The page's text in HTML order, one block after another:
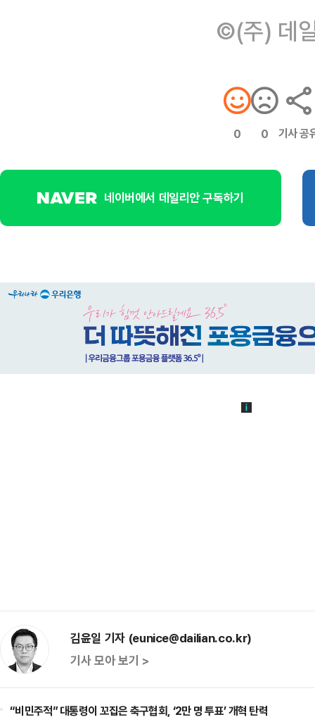
©(주) 데
0 0 기사 공
네이버에서 데일리안 구독하기
김윤일 기자 (eunice@dailian.co.kr)
기사 모아 보기 >
“비민주적” 대통령이 꼬집은 축구협회, ‘2만 명 투표’ 개혁 탄력